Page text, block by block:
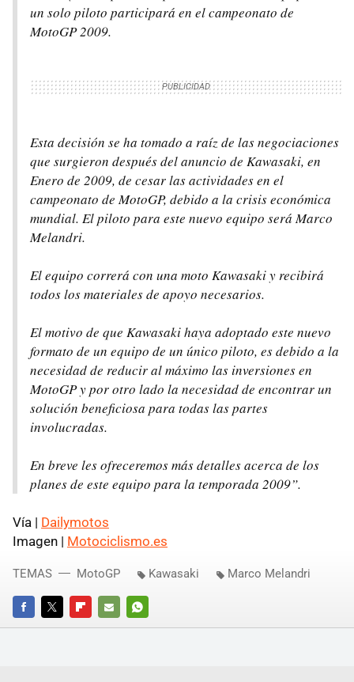
un solo piloto participará en el campeonato de
MotoGP 2009.
Esta decisión se ha tomado a raíz de las negociaciones
que surgieron después del anuncio de Kawasaki, en
Enero de 2009, de cesar las actividades en el
campeonato de MotoGP, debido a la crisis económica
mundial. El piloto para este nuevo equipo será Marco
Melandri.
El equipo correrá con una moto Kawasaki y recibirá
todos los materiales de apoyo necesarios.
El motivo de que Kawasaki haya adoptado este nuevo
formato de un equipo de un único piloto, es debido a la
necesidad de reducir al máximo las inversiones en
MotoGP y por otro lado la necesidad de encontrar un
solución beneficiosa para todas las partes
involucradas.
En breve les ofreceremos más detalles acerca de los
planes de este equipo para la temporada 2009”.
Vía | Dailymotos
Imagen | Motociclismo.es
FACEBOOKTWITTERFLIPBOARD
E-
WHATSAPP
TEMAS MotoGP Kawasaki Marco Melandri